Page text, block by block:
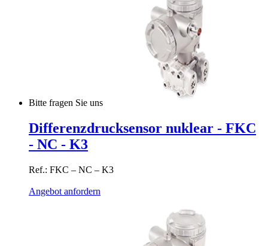
Bitte fragen Sie uns
Differenzdrucksensor nuklear - FKC
- NC - K3
Ref.: FKC – NC – K3
Angebot anfordern